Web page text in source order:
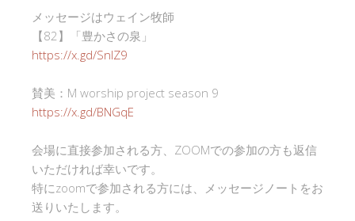
メッセージはウェイン牧師
【82】「豊かさの泉」
https://x.gd/SnlZ9
賛美：M worship project season 9
https://x.gd/BNGqE
会場に直接参加される方、ZOOMでの参加の方も返信
いただければ幸いです。
特にzoomで参加される方には、メッセージノートをお
送りいたします。